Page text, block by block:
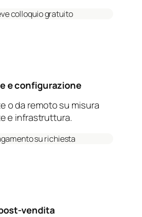
colloquio gratuito
e configurazione
o da remoto su misura
e infrastruttura.
su richiesta
vendita